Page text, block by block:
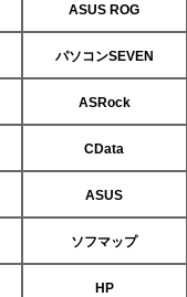
ASUS ROG
パソコンSEVEN
ASRock
CData
ASUS
ソフマップ
HP